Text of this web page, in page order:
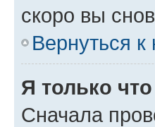
скоро вы
Вернуться к
Я только
Сначала